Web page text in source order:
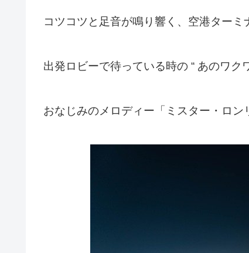
コツコツと足音が鳴り響く、空港ターミ
出発ロビーで待っている時の “ あのワク
おなじみのメロディー「ミスター・ロン